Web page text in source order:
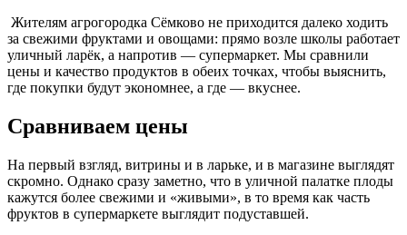
Жителям агрогородка Сёмково не приходится далеко ходить
за свежими фруктами и овощами: прямо возле школы работает
уличный ларёк, а напротив — супермаркет. Мы сравнили
цены и качество продуктов в обеих точках, чтобы выяснить,
где покупки будут экономнее, а где — вкуснее.
Сравниваем цены
На первый взгляд, витрины и в ларьке, и в магазине выглядят
скромно. Однако сразу заметно, что в уличной палатке плоды
кажутся более свежими и «живыми», в то время как часть
фруктов в супермаркете выглядит подуставшей.